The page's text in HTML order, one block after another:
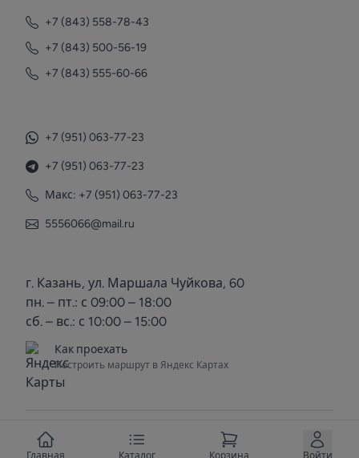
+7 (843) 558-78-43
+7 (843) 500-56-19
+7 (843) 555-60-66
+7 (951) 063-77-23
+7 (951) 063-77-23
Макс: +7 (951) 063-77-23
5556066@mail.ru
г. Казань, ул. Маршала Чуйкова, 60
пн. – пт.: с 09:00 – 18:00
сб. – вс.: с 10:00 – 15:00
Как проехать
Построить маршрут в Яндекс Картах
© 2025 Voda Kazan. Все права защищены.
Вступить в группу
Главная Каталог Корзина Войти